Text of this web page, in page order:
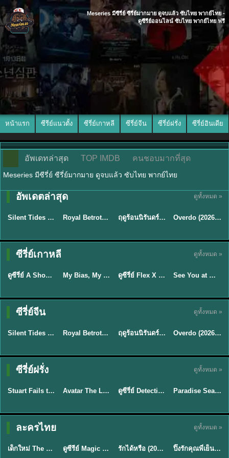
Meseries มีซีรี่ย์ ซีรี่ย์มากมาย ดูจบแล้ว ซับไทย พากย์ไทย -
ดูซีรีย์ออนไลน์ ซับไทย พากย์ไทย ฟรี
หน้าแรก ซีรีย์แนวตั้ง ซีรี่ย์เกาหลี ซีรี่ย์จีน ซีรี่ย์ฝรั่ง ซีรี่ย์อินเดีย
อัพเดทล่าสุด TOP IMDB คนชอบมากที่สุด
Meseries มีซีรี่ย์ ซีรี่ย์มากมาย ดูจบแล้ว ซับไทย พากย์ไทย
อัพเดตล่าสุด ดูทั้งหมด »
★9.5
พากย์ไทย
Silent Tides คลื่นลมลวง (2025) พากย์ไทย ซับไทย EP.1-31 ★9 Royal Betrothal (2026) สัญญาวิวาห์แห่งราชวงศ์ พากย์ไทย ซับไทย EP1-32 ★8.8 ฤดูร้อนนิรันดร์ (2026) Never-Ending Summer พากย์ไทย EP.1-29
ซับไทย
Overdo (2026) รักเกินแค้น พากย์ไทย ซับไทย EP1-33 (จบ)
ซีรี่ย์เกาหลี ดูทั้งหมด »
★8 EP.16
พากย์ไทย
TH EP. 16
ดูซีรี่ย์ A Shop for Killers 2 ร้านลับนักฆ่า ซีซัน 2 (2026) ซับไทย-พากย์ไทย My Bias, My Boss เมื่อเมนฉันเป็นประธานบริษัท (2026) พากย์ไทย ซับไทย EP.1-12 ★8 EP.16
Sub EP. 16 | TH
ดูซีรี่ย์ Flex X Cop คุณชายสายสืบ (2024) พากย์ไทย-ซับไทย EP.1-16 (จบ) ★9
ซับไทย | พากย์
Sub EP. 8 | TH
See You at Work Tomorrow! เจอกันที่ออฟฟิศพรุ่งนี้นะ พากย์ไทย
ซีรี่ย์จีน ดูทั้งหมด »
★9.5
พากย์ไทย
Silent Tides คลื่นลมลวง (2025) พากย์ไทย ซับไทย EP.1-31 ★9 Royal Betrothal (2026) สัญญาวิวาห์แห่งราชวงศ์ พากย์ไทย ซับไทย EP1-32 ★8.8 ฤดูร้อนนิรันดร์ (2026) Never-Ending Summer พากย์ไทย EP.1-29
ซับไทย
Overdo (2026) รักเกินแค้น พากย์ไทย ซับไทย EP1-33 (จบ)
ซีรี่ย์ฝรั่ง ดูทั้งหมด »
★8.8 EP.2
พากย์ไทย
TH EP. 2
Stuart Fails to Save the Universe (2026) สจ๊วตล่มแผนกู้จักรวาล พากย์ไทย EP1-10 ★7.8 EP.7Avatar The Last Airbender 2 เณรน้อยเจ้าอภินิหาร พากย์ไทย EP.9ดูซีรี่ย์ Detective Hole (2026) พากย์ไทย HD ฟรี อัปเดตล่าสุด Netflix EP.8
พากย์ไทย
Paradise Season 2 (2026) พากย์ไทย EP1-8 ดูซีรี่ย์ฝรั่ง HD ครบทุกตอน
ละครไทย ดูทั้งหมด »
★ 8 EP.6
พากย์ไทย
เด็กใหม่ The Reset 2026 EP1-6 พากย์ไทย ดูซีรี่ย์ Netflix ล่าสุด HD ดูซีรีย์ Magic Move (2026) ทำนายทายรัก Thai EP.1-10 HD รักได้หรือ (2026) YOUNG Let's Begin Again พากย์ไทย EP.1-19 ★8
พากย์ไทย
ปิ๊งรักคุณพี่เย็นชา (2026) Frozen Valentine EP.1-10 (จบ)